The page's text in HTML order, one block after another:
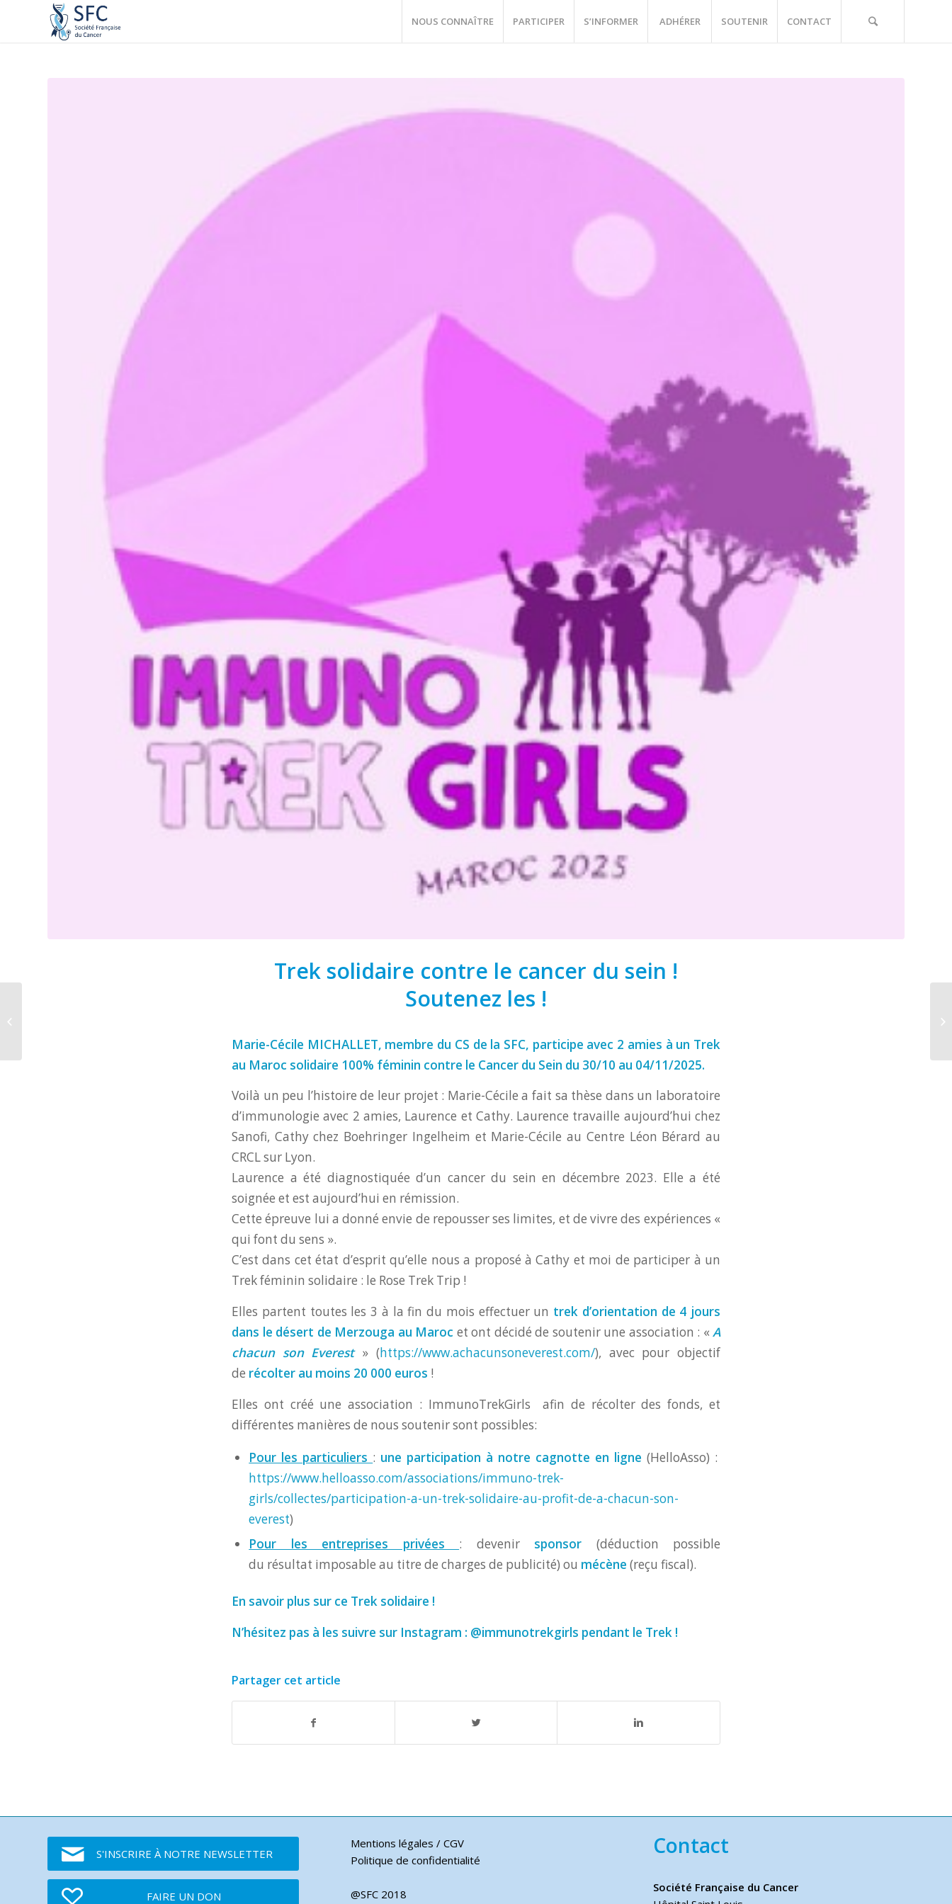
NOUS CONNAÎTRE PARTICIPER S’INFORMER ADHÉRER SOUTENIR CONTACT
Trek solidaire contre le cancer du sein !
Soutenez les !
Marie-Cécile MICHALLET, membre du CS de la SFC, participe avec 2 amies à un Trek
au Maroc solidaire 100% féminin contre le Cancer du Sein du 30/10 au 04/11/2025.
Voilà un peu l’histoire de leur projet : Marie-Cécile a fait sa thèse dans un laboratoire
d’immunologie avec 2 amies, Laurence et Cathy. Laurence travaille aujourd’hui chez
Sanofi, Cathy chez Boehringer Ingelheim et Marie-Cécile au Centre Léon Bérard au
CRCL sur Lyon.
Laurence a été diagnostiquée d’un cancer du sein en décembre 2023. Elle a été
soignée et est aujourd’hui en rémission.
Cette épreuve lui a donné envie de repousser ses limites, et de vivre des expériences «
qui font du sens ».
C’est dans cet état d’esprit qu’elle nous a proposé à Cathy et moi de participer à un
Trek féminin solidaire : le Rose Trek Trip !
Elles partent toutes les 3 à la fin du mois effectuer un trek d’orientation de 4 jours
dans le désert de Merzouga au Maroc et ont décidé de soutenir une association : « A
chacun son Everest » (https://www.achacunsoneverest.com/), avec pour objectif
de récolter au moins 20 000 euros !
Elles ont créé une association : ImmunoTrekGirls afin de récolter des fonds, et
différentes manières de nous soutenir sont possibles:
Pour les particuliers : une participation à notre cagnotte en ligne (HelloAsso) :
https://www.helloasso.com/associations/immuno-trek-
girls/collectes/participation-a-un-trek-solidaire-au-profit-de-a-chacun-son-
everest)
Pour les entreprises privées : devenir sponsor (déduction possible
du résultat imposable au titre de charges de publicité) ou mécène (reçu fiscal).
En savoir plus sur ce Trek solidaire !
N’hésitez pas à les suivre sur Instagram : @immunotrekgirls pendant le Trek !
Partager cet article
S'INSCRIRE À NOTRE NEWSLETTER
FAIRE UN DON
Mentions légales / CGV
Politique de confidentialité
@SFC 2018
Contact
Société Française du Cancer